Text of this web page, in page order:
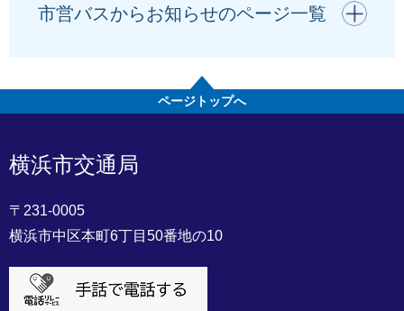
市営バスからお知らせのページ一覧
開く
ページトップへ
横浜市交通局
〒231-0005
横浜市中区本町6丁目50番地の10